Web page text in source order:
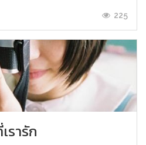
225
ารัก